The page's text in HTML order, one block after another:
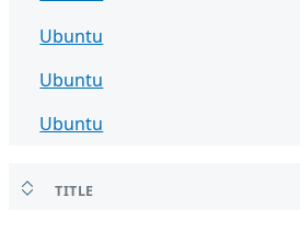
Ubuntu
Ubuntu
Ubuntu
TITLE